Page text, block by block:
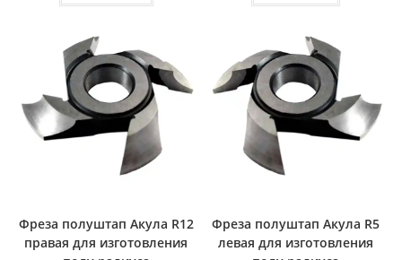
Фреза полуштап Акула R12
правая для изготовления
Фреза полуштап Акула R5
левая для изготовления